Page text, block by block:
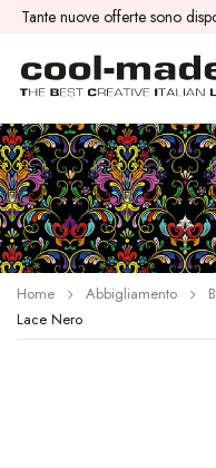
Tante nuove offerte sono
Home Abbigliamento
Lace Nero